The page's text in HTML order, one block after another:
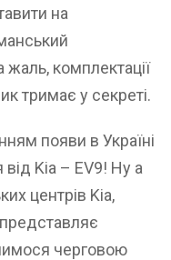
на
комплектації
тримає у секреті.
появи в Україні
Kia – EV9! Ну а
центрів Kia,
черговою